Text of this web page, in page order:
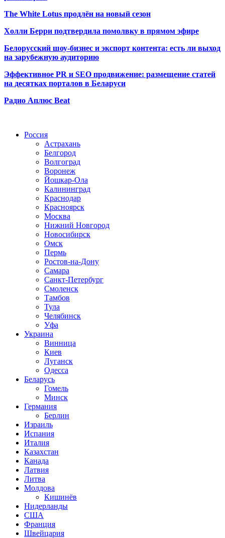
The White Lotus продлён на новый сезон
Холли Берри подтвердила помолвку в прямом эфире
Белорусский шоу-бизнес и экспорт контента: есть ли выход
на зарубежную аудиторию
Эффективное PR и SEO продвижение: размещение статей
на десятках порталов в Беларуси
Радио Аплюс Beat
Россия
Астрахань
Белгород
Волгоград
Воронеж
Йошкар-Ола
Калининград
Краснодар
Красноярск
Москва
Нижний Новгород
Новосибирск
Омск
Пермь
Ростов-на-Дону
Самара
Санкт-Петербург
Смоленск
Тамбов
Тула
Челябинск
Уфа
Украина
Винница
Киев
Луганск
Одесса
Беларусь
Гомель
Минск
Германия
Берлин
Израиль
Испания
Италия
Казахстан
Канада
Латвия
Литва
Молдова
Кишинёв
Нидерланды
США
Франция
Швейцария